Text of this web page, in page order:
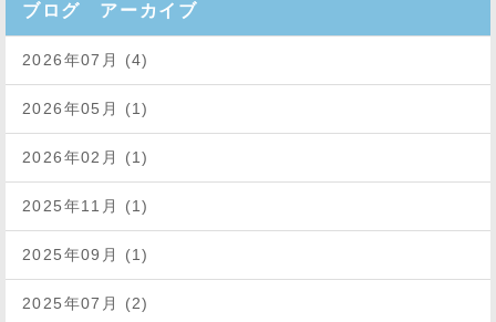
ブログ アーカイブ
2026年07月 (4)
2026年05月 (1)
2026年02月 (1)
2025年11月 (1)
2025年09月 (1)
2025年07月 (2)